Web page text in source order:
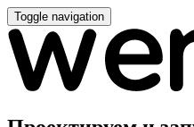
Toggle navigation